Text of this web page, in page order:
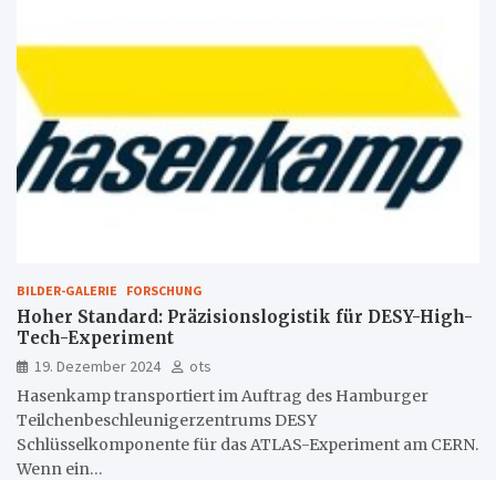
BILDER-GALERIE FORSCHUNG
Hoher Standard: Präzisionslogistik für DESY-High-
Tech-Experiment
19. Dezember 2024
ots
Hasenkamp transportiert im Auftrag des Hamburger
Teilchenbeschleunigerzentrums DESY
Schlüsselkomponente für das ATLAS-Experiment am CERN.
Wenn ein…